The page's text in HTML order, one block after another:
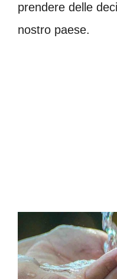
prendere delle
nostro paese.